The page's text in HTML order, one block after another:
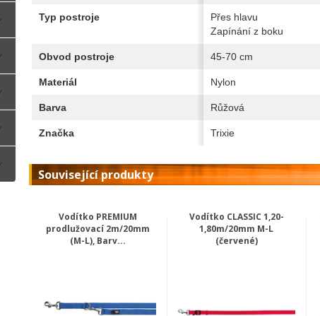
Typ postroje
Přes hlavu
Zapínání z boku
Obvod postroje 45-70 cm
Materiál Nylon
Barva Růžová
Značka Trixie
Související produkty
Vodítko PREMIUM
prodlužovací 2m/20mm
(M-L), Barv...
Vodítko CLASSIC 1,20-
1,80m/20mm M-L
(červené)